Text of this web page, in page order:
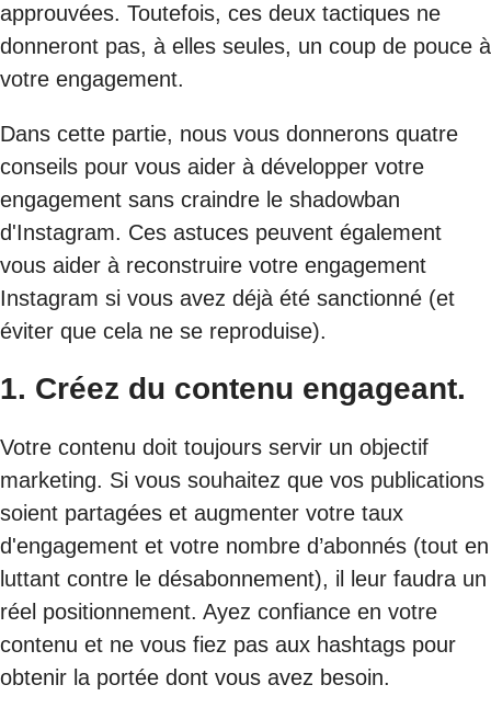
approuvées. Toutefois, ces deux tactiques ne
donneront pas, à elles seules, un coup de pouce à
votre engagement.
Dans cette partie, nous vous donnerons quatre
conseils pour vous aider à développer votre
engagement sans craindre le shadowban
d'Instagram. Ces astuces peuvent également
vous aider à reconstruire votre engagement
Instagram si vous avez déjà été sanctionné (et
éviter que cela ne se reproduise).
1. Créez du contenu engageant.
Votre contenu doit toujours servir un objectif
marketing. Si vous souhaitez que vos publications
soient partagées et augmenter votre taux
d'engagement et votre nombre d’abonnés (tout en
luttant contre le désabonnement), il leur faudra un
réel positionnement. Ayez confiance en votre
contenu et ne vous fiez pas aux hashtags pour
obtenir la portée dont vous avez besoin.